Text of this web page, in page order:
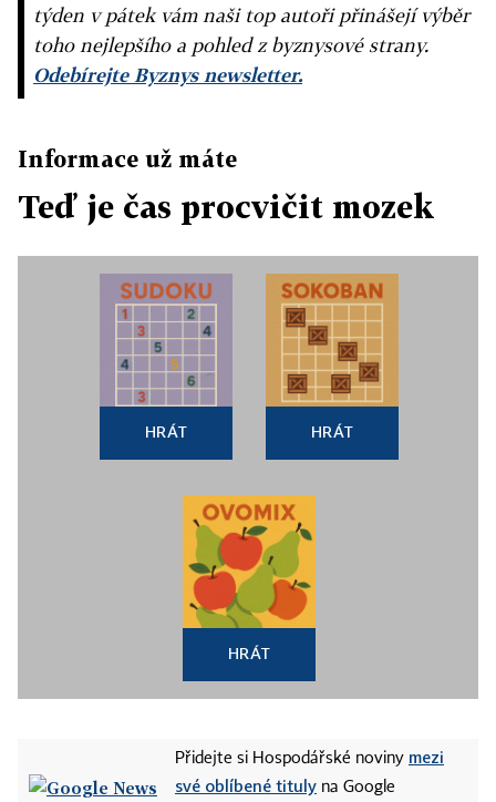
týden v pátek vám naši top autoři přinášejí výběr
toho nejlepšího a pohled z byznysové strany.
Odebírejte Byznys newsletter.
Informace už máte
Teď je čas procvičit mozek
HRÁT HRÁT
HRÁT
Přidejte si Hospodářské noviny mezi
své oblíbené tituly na Google